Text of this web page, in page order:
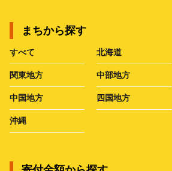
まちから探す
すべて 北海道
関東地方 中部地方
中国地方 四国地方
沖縄